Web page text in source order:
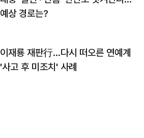
예상 경로는?
이재룡 재판行…다시 떠오른 연예계
'사고 후 미조치' 사례